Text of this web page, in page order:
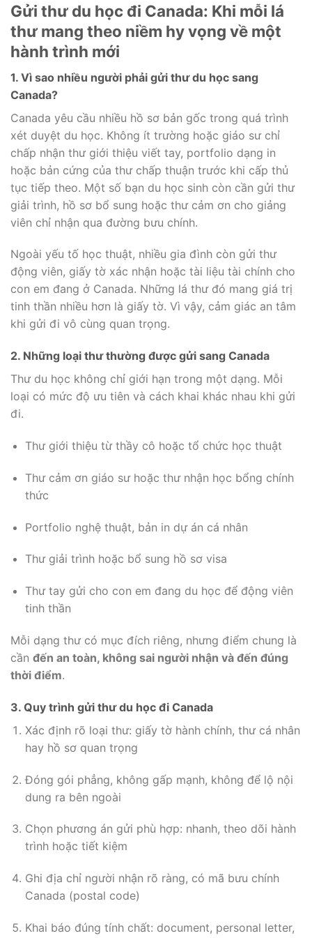
Gửi thư du học đi Canada: Khi mỗi lá
thư mang theo niềm hy vọng về một
hành trình mới
1. Vì sao nhiều người phải gửi thư du học sang
Canada?
Canada yêu cầu nhiều hồ sơ bản gốc trong quá trình
xét duyệt du học. Không ít trường hoặc giáo sư chỉ
chấp nhận thư giới thiệu viết tay, portfolio dạng in
hoặc bản cứng của thư chấp thuận trước khi cấp thủ
tục tiếp theo. Một số bạn du học sinh còn cần gửi thư
giải trình, hồ sơ bổ sung hoặc thư cảm ơn cho giảng
viên chỉ nhận qua đường bưu chính.
Ngoài yếu tố học thuật, nhiều gia đình còn gửi thư
động viên, giấy tờ xác nhận hoặc tài liệu tài chính cho
con em đang ở Canada. Những lá thư đó mang giá trị
tinh thần nhiều hơn là giấy tờ. Vì vậy, cảm giác an tâm
khi gửi đi vô cùng quan trọng.
2. Những loại thư thường được gửi sang Canada
Thư du học không chỉ giới hạn trong một dạng. Mỗi
loại có mức độ ưu tiên và cách khai khác nhau khi gửi
đi.
Thư giới thiệu từ thầy cô hoặc tổ chức học thuật
Thư cảm ơn giáo sư hoặc thư nhận học bổng chính
thức
Portfolio nghệ thuật, bản in dự án cá nhân
Thư giải trình hoặc bổ sung hồ sơ visa
Thư tay gửi cho con em đang du học để động viên
tinh thần
Mỗi dạng thư có mục đích riêng, nhưng điểm chung là
cần đến an toàn, không sai người nhận và đến đúng
thời điểm.
3. Quy trình gửi thư du học đi Canada
Xác định rõ loại thư: giấy tờ hành chính, thư cá nhân
hay hồ sơ quan trọng
Đóng gói phẳng, không gấp mạnh, không để lộ nội
dung ra bên ngoài
Chọn phương án gửi phù hợp: nhanh, theo dõi hành
trình hoặc tiết kiệm
Ghi địa chỉ người nhận rõ ràng, có mã bưu chính
Canada (postal code)
Khai báo đúng tính chất: document, personal letter,